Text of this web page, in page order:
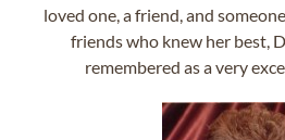
loved one, a friend, and
friends who knew her best,
remembered as a very